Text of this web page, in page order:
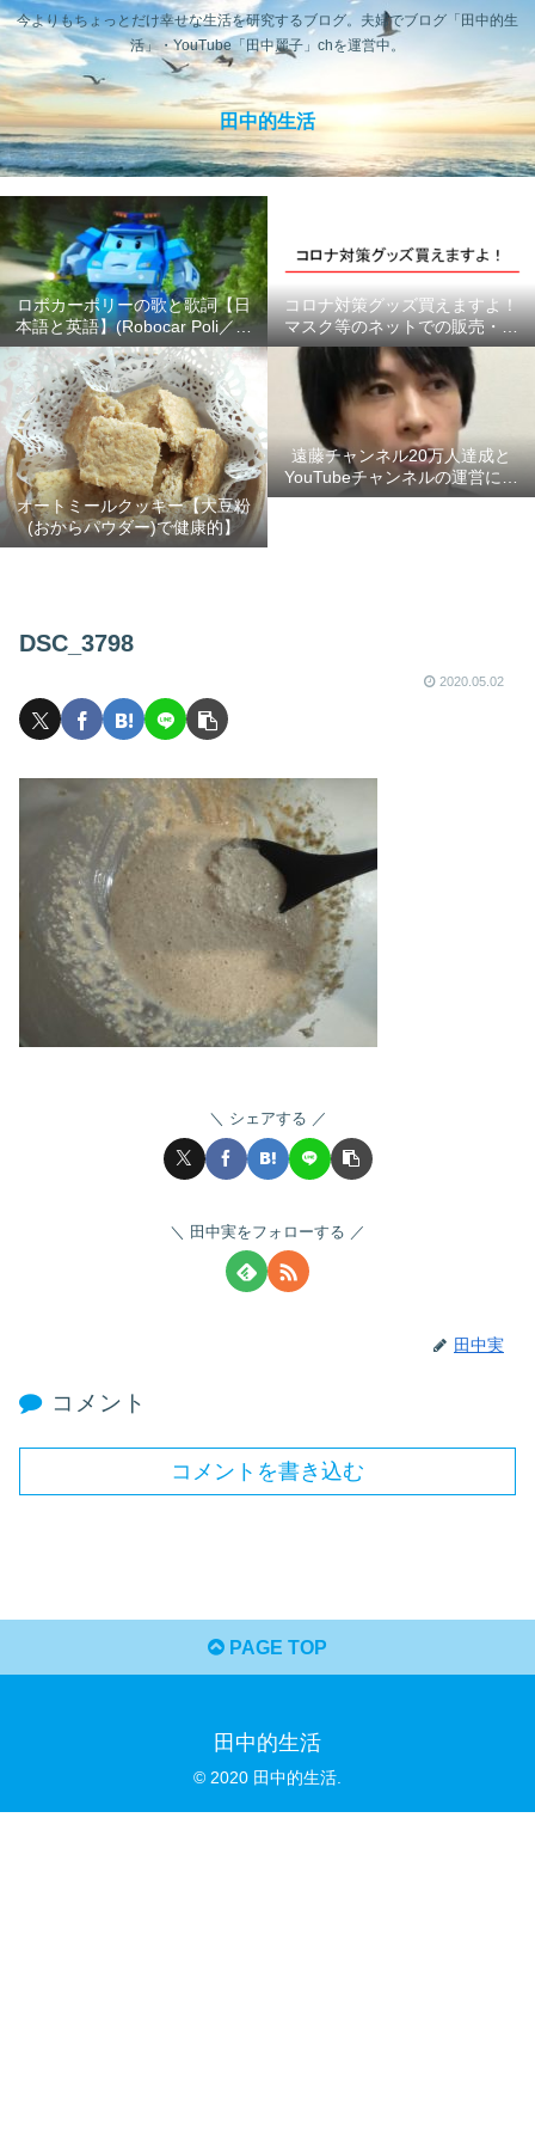
今よりもちょっとだけ幸せな生活を研究するブログ。夫婦でブログ「田中的生
活」・YouTube「田中麗子」chを運営中。
田中的生活
ロボカーポリーの歌と歌詞【日
本語と英語】(Robocar Poli／ロ
ボカーポリス)
コロナ対策グッズ買えますよ！
マスク等のネットでの販売・供
給状況のまとめ #ここにあるよ
ー
オートミールクッキー【大豆粉
(おからパウダー)で健康的】
遠藤チャンネル20万人達成と
YouTubeチャンネルの運営につ
いて【2020年6月】
DSC_3798
2020.05.02
シェアする
田中実をフォローする
田中実
コメント
コメントを書き込む
PAGE TOP
田中的生活
© 2020 田中的生活.